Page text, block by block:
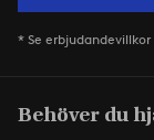
* Se
Behöver du